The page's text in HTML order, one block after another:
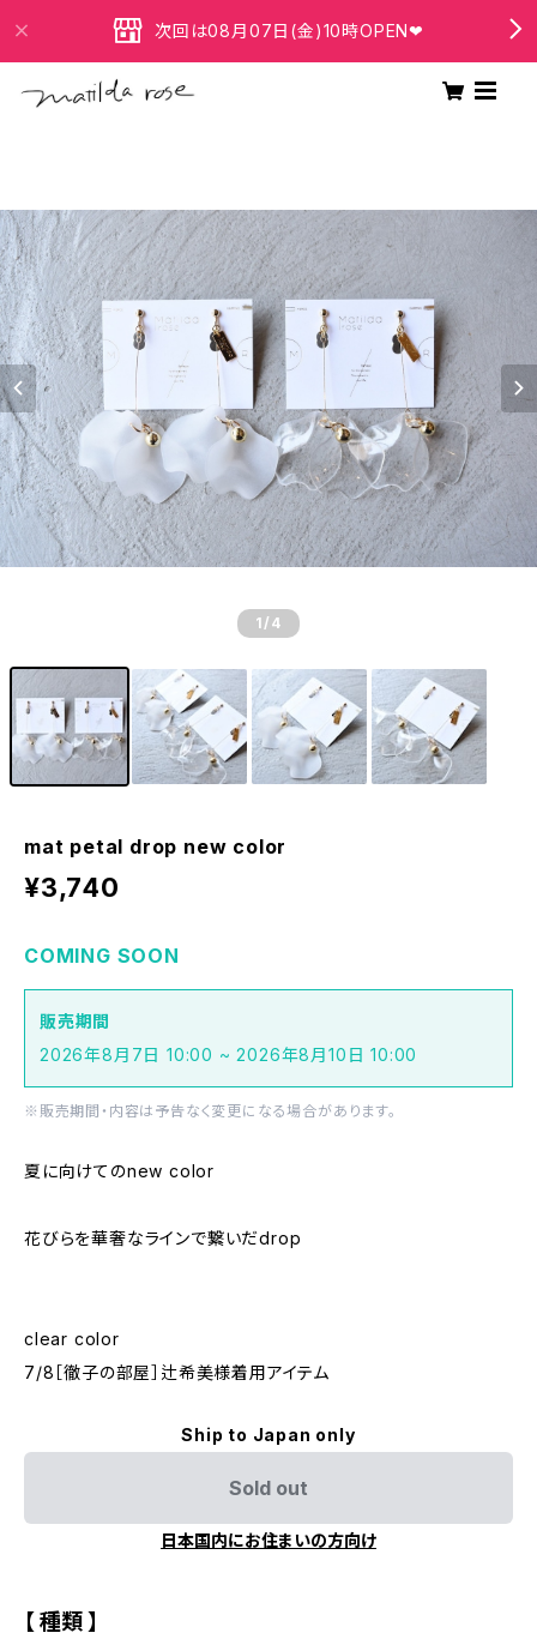
次回は08月07日(金)10時OPEN❤
1 /4
mat petal drop new color
¥3,740
COMING SOON
販売期間
2026年8月7日 10:00 ~ 2026年8月10日 10:00
※販売期間・内容は予告なく変更になる場合があります。
夏に向けてのnew color
花びらを華奢なラインで繋いだdrop
clear color
7/8［徹子の部屋］辻希美様着用アイテム
Ship to Japan only
Sold out
日本国内にお住まいの方向け
【 種類 】